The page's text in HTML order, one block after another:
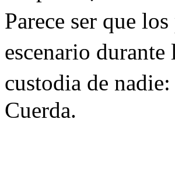
Parece ser que
escenario
custodia de
Cuerda.